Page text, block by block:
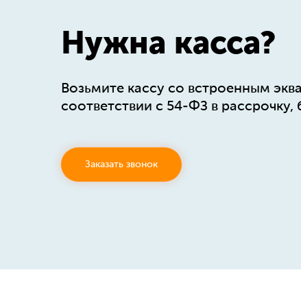
Нужна касса?
Возьмите кассу со встроенным
соответствии с 54-ФЗ в рассрочку,
Заказать звонок